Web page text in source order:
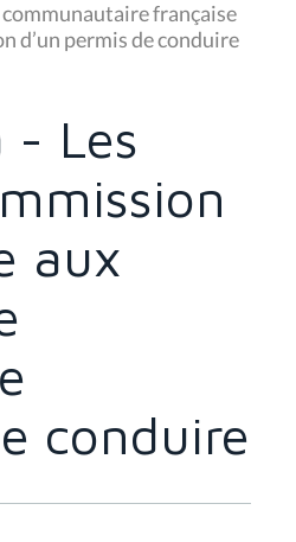
française
d’un permis de conduire
- Les
aux
conduire